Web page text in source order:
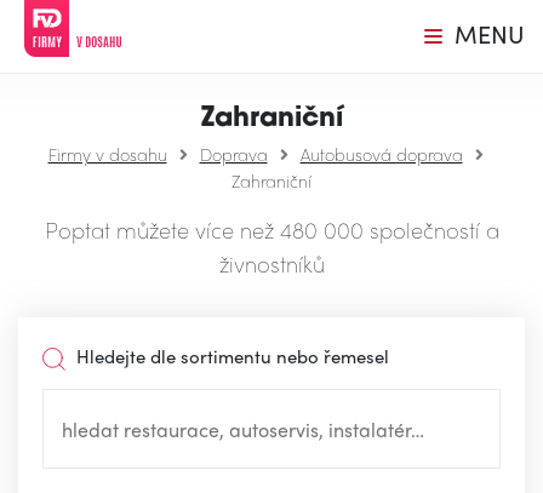
MENU
Zahraniční
Firmy v dosahu Doprava
Autobusová doprava
Zahraniční
Poptat můžete více než 480 000 společností a
živnostníků
Hledejte dle sortimentu nebo řemesel